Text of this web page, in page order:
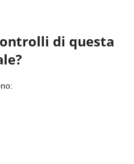
di questa